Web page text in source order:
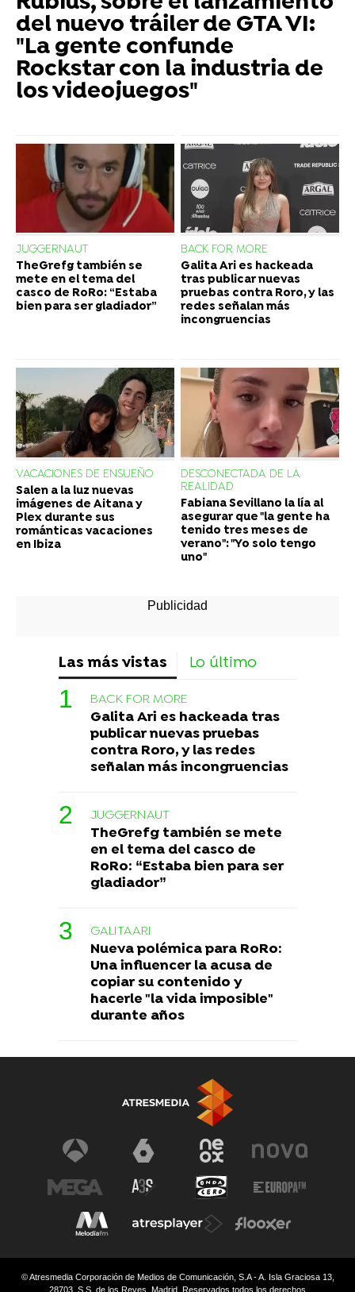
del nuevo tráiler de GTA VI:
"La gente confunde
Rockstar con la industria de
los videojuegos"
JUGGERNAUT
TheGrefg también se
mete en el tema del
casco de RoRo: “Estaba
bien para ser gladiador”
BACK FOR MORE
Galita Ari es hackeada
tras publicar nuevas
pruebas contra Roro, y las
redes señalan más
incongruencias
VACACIONES DE ENSUEÑO
Salen a la luz nuevas
imágenes de Aitana y
Plex durante sus
románticas vacaciones
en Ibiza
DESCONECTADA DE LA
REALIDAD
Fabiana Sevillano la lía al
asegurar que "la gente ha
tenido tres meses de
verano": "Yo solo tengo
uno"
Las más vistas Lo último
BACK FOR MORE
Galita Ari es hackeada tras
publicar nuevas pruebas
contra Roro, y las redes
señalan más incongruencias
JUGGERNAUT
TheGrefg también se mete
en el tema del casco de
RoRo: “Estaba bien para ser
gladiador”
GALITAARI
Nueva polémica para RoRo:
Una influencer la acusa de
copiar su contenido y
hacerle "la vida imposible"
durante años
© Atresmedia Corporación de Medios de Comunicación, S.A - A. Isla Graciosa 13,
28703, S.S. de los Reyes, Madrid. Reservados todos los derechos